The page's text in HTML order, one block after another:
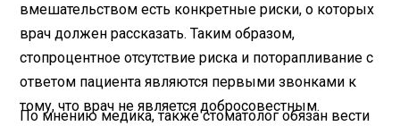
вмешательством есть конкретные риски, о которых
врач должен рассказать. Таким образом,
стопроцентное отсутствие риска и поторапливание с
ответом пациента являются первыми звонками к
тому, что врач не является добросовестным.
По мнению медика, также стоматолог обязан вести